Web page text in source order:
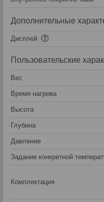
Дополнительные
Дисплей
Пользовательские
Вес
Время нагрева
Высота
Глубина
Давление
Задание конкретной
Комплектация